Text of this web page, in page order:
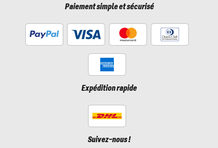
Paiement simple et sécurisé
Expédition rapide
Suivez-nous !